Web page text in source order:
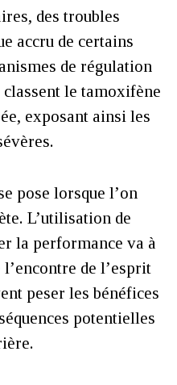
des troubles
accru de certains
de régulation
le tamoxifène
exposant ainsi les
pose lorsque l’on
L’utilisation de
la performance va à
l’encontre de l’esprit
peser les bénéfices
potentielles